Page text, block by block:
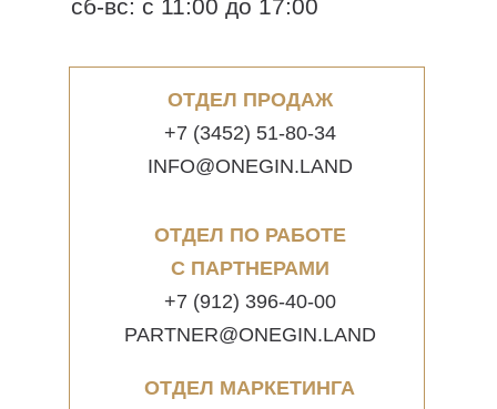
ОТДЕЛ ПРОДАЖ
+7 (3452) 51-80-34
INFO@ONEGIN.LAND
ОТДЕЛ ПО РАБОТЕ
С ПАРТНЕРАМИ
+7 (912) 396-40-00
PARTNER@ONEGIN.LAND
ОТДЕЛ МАРКЕТИНГА
сб-вс: с 11:00 до 17:00